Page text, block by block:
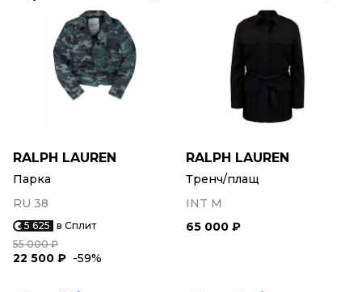
RALPH LAUREN
Парка
RU 38
5 625 в Сплит
55 000 ₽
22 500 ₽ -59%
RALPH LAUREN
Тренч/плащ
INT M
65 000 ₽